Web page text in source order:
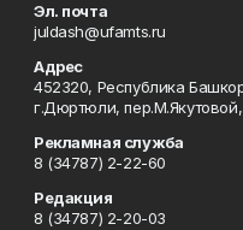
Эл. почта
juldash@ufamts.ru
Адрес
452320, Республика
г.Дюртюли, пер.М.Якутовой,
Рекламная служба
8 (34787) 2-22-60
Редакция
8 (34787) 2-20-03